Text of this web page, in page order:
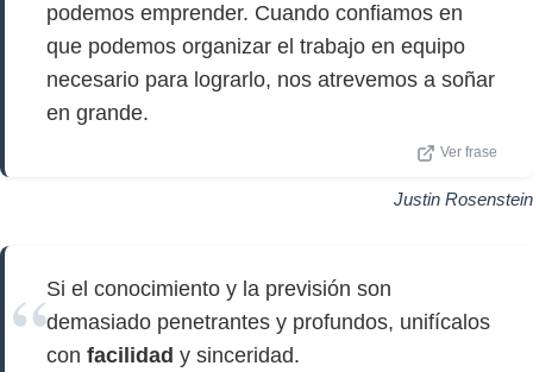
podemos emprender. Cuando confiamos en
que podemos organizar el trabajo en equipo
necesario para lograrlo, nos atrevemos a soñar
en grande.
Ver frase
Justin Rosenstein
Si el conocimiento y la previsión son
demasiado penetrantes y profundos, unifícalos
con facilidad y sinceridad.